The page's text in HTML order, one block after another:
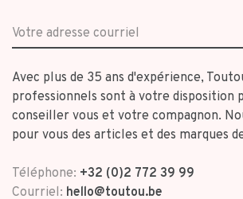
Avec plus de 35 ans d'expérience,
professionnels sont à votre disposition
conseiller vous et votre compagnon.
pour vous des articles et des marques
Téléphone: +32 (0)2 772 39 99
Courriel: hello@toutou.be